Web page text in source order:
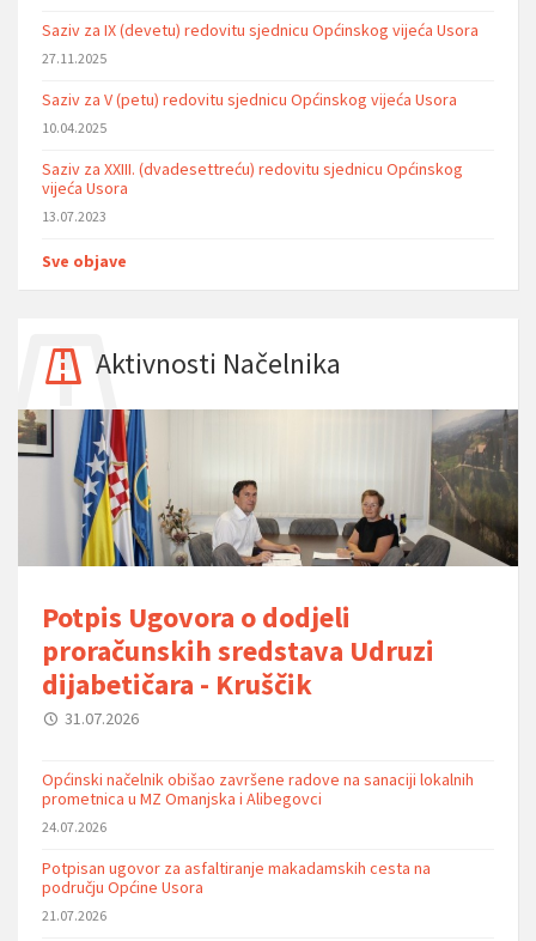
Saziv za IX (devetu) redovitu sjednicu Općinskog vijeća Usora
27.11.2025
Saziv za V (petu) redovitu sjednicu Općinskog vijeća Usora
10.04.2025
Saziv za XXIII. (dvadesettreću) redovitu sjednicu Općinskog
vijeća Usora
13.07.2023
Sve objave
Aktivnosti Načelnika
Potpis Ugovora o dodjeli
proračunskih sredstava Udruzi
dijabetičara - Kruščik
31.07.2026
Općinski načelnik obišao završene radove na sanaciji lokalnih
prometnica u MZ Omanjska i Alibegovci
24.07.2026
Potpisan ugovor za asfaltiranje makadamskih cesta na
području Općine Usora
21.07.2026